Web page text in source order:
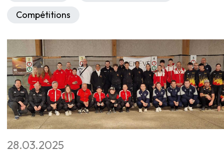
Compétitions
28.03.2025